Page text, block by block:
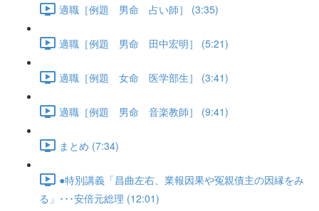
適職［例題 男命 占い師］ (3:35)
適職［例題 男命 田中宏明］ (5:21)
適職［例題 女命 医学部生］ (3:41)
適職［例題 男命 音楽教師］ (9:41)
まとめ (7:34)
●特別講義「昌曲左右、業報因果や冤親債主の因縁をみ
る」･･･安倍元総理 (12:01)